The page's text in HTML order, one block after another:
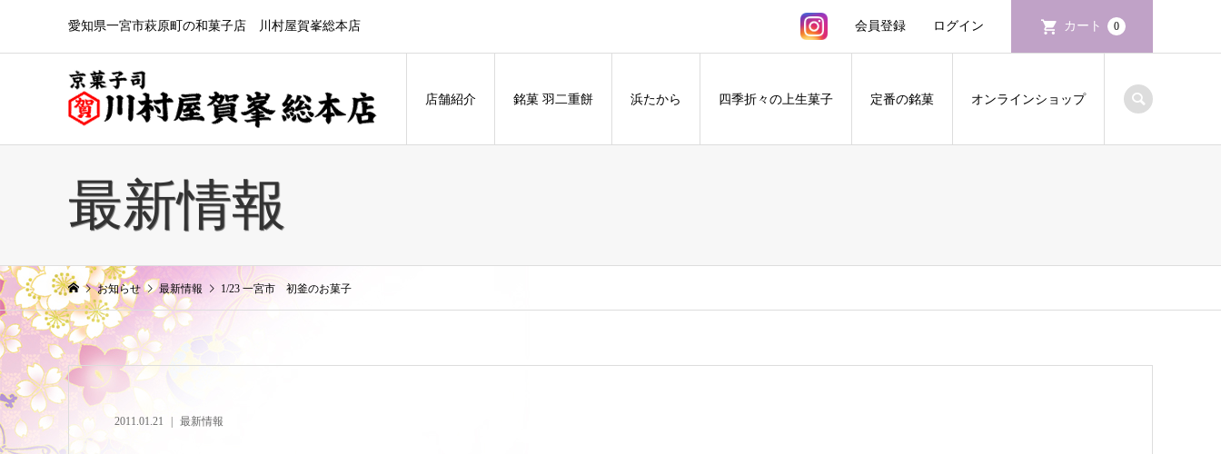
愛知県一宮市萩原町の和菓子店 川村屋賀峯総本店 会員登録 ログイン カート 0
店舗紹介 銘菓 羽二重餅 浜たから 四季折々の上生菓子 定番の銘菓 オンラインショップ
最新情報
お知らせ 最新情報 1/23 一宮市 初釜のお菓子
2011.01.21 最新情報